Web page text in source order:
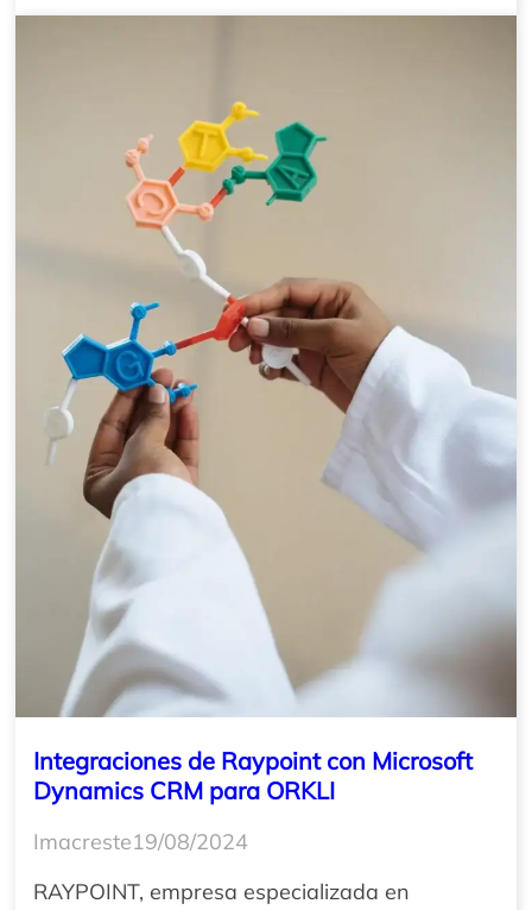
Integraciones de Raypoint con Microsoft
Dynamics CRM para ORKLI
Imacreste19/08/2024
RAYPOINT, empresa especializada en